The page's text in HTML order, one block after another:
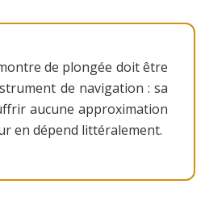
de plongée doit être
de navigation : sa
aucune approximation
en dépend littéralement.